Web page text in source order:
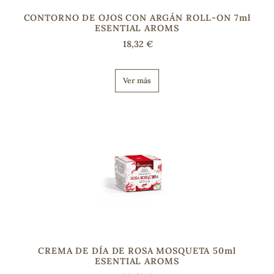
CONTORNO DE OJOS CON ARGÁN ROLL-ON 7ml
ESENTIAL AROMS
18,32 €
Ver más
CREMA DE DÍA DE ROSA MOSQUETA 50ml
ESENTIAL AROMS